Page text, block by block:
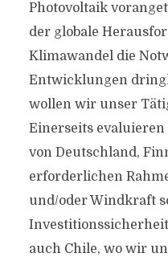
Photovoltaik
der globale
Klimawandel die
Entwicklungen
wollen wir unser
Einerseits
von Deutschland,
erforderlichen
und/oder Windkraft
auch Chile, wo wir